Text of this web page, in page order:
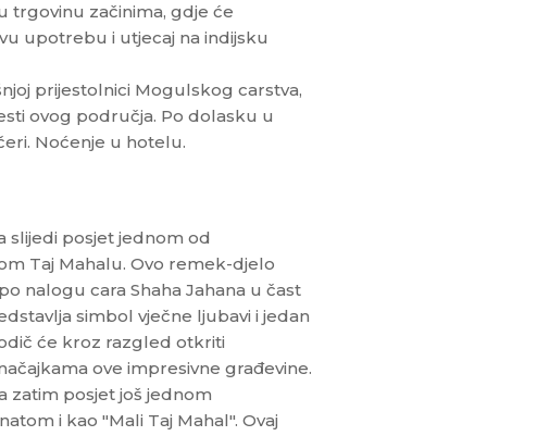
trgovinu začinima, gdje će
upotrebu i utjecaj na indijsku
prijestolnici Mogulskog carstva,
ovog područja. Po dolasku u
Noćenje u hotelu.
posjet jednom od
Taj Mahalu. Ovo remek-djelo
nalogu cara Shaha Jahana u čast
simbol vječne ljubavi i jedan
će kroz razgled otkriti
ove impresivne građevine.
zatim posjet još jednom
i kao "Mali Taj Mahal". Ovaj